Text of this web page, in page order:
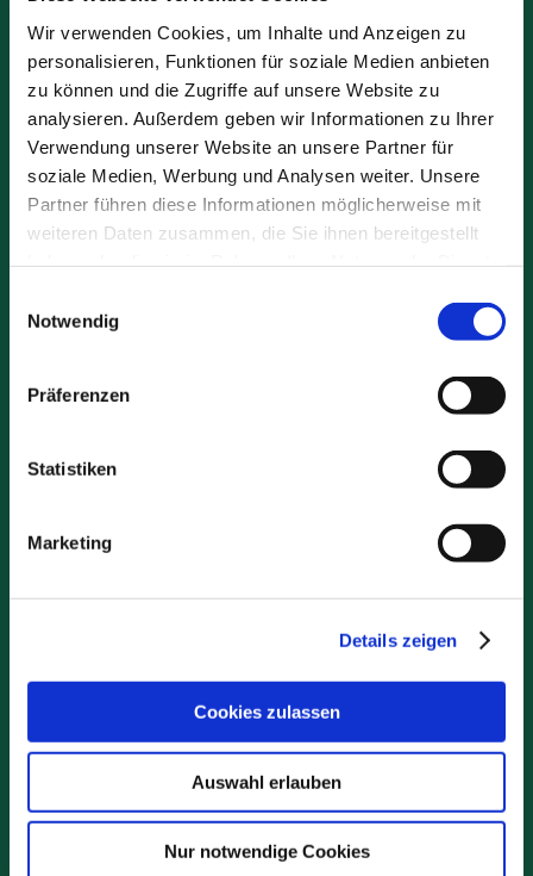
Wir verwenden Cookies, um Inhalte und Anzeigen zu
personalisieren, Funktionen für soziale Medien anbieten
zu können und die Zugriffe auf unsere Website zu
analysieren. Außerdem geben wir Informationen zu Ihrer
Verwendung unserer Website an unsere Partner für
soziale Medien, Werbung und Analysen weiter. Unsere
Partner führen diese Informationen möglicherweise mit
weiteren Daten zusammen, die Sie ihnen bereitgestellt
Notwendig
Präferenzen
Statistiken
Marketing
Details zeigen
Cookies zulassen
Auswahl erlauben
Nur notwendige Cookies
Kärlicher Blautonmischung
Kärlicher Ton
Kärlicher Grünton T7004
Kärlicher Gelbton rotbr. T7005
Kärlicher Agrarton T7006
Kaminton T4004
Terra Nova T8009
Kärlicher AB T9011
Kärlicher AB T9068